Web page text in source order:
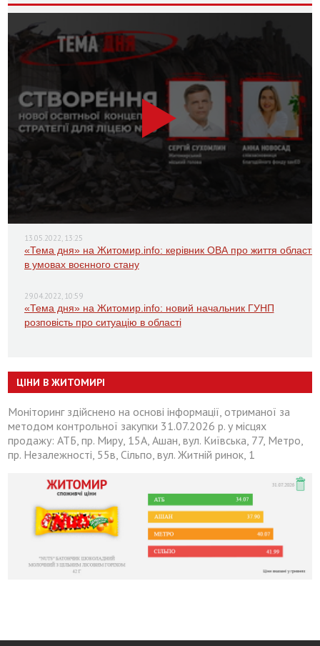
13.05.2022, 13:25
«Тема дня» на Житомир.info: керівник ОВА про життя області
в умовах воєнного стану
29.04.2022, 10:59
«Тема дня» на Житомир.info: новий начальник ГУНП
розповість про ситуацію в області
ЦІНИ В ЖИТОМИРІ
Моніторинг здійснено на основі інформації, отриманої за
методом контрольної закупки 31.07.2026 р. у місцях
продажу: АТБ, пр. Миру, 15А, Ашан, вул. Київська, 77, Метро,
пр. Незалежності, 55в, Сільпо, вул. Житній ринок, 1